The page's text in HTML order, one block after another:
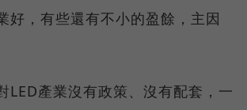
好，有些還有不小的盈餘，主因
LED產業沒有政策、沒有配套，一